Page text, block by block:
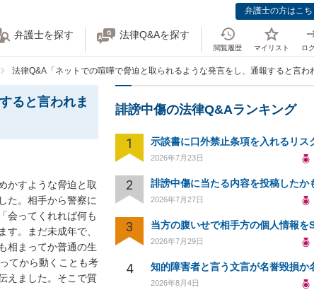
弁護士の方はこち
弁護士を探す 法律Q&Aを探す
閲覧履歴 マイリスト ロ
法律Q&A「ネットでの喧嘩で脅迫と取られるような発言をし、通報すると言
ると言われま
かすような脅迫と取
た。相手から警察に
会ってくれれば何も
。まだ未成年で、
相まってか普通の生
てから動くことも考
えました。そこで質
誹謗中傷の法律Q&Aランキング
1
2026年7月23日
2
2026年7月27日
3
2026年7月29日
4
2026年8月4日